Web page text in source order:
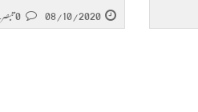
08/10/2020